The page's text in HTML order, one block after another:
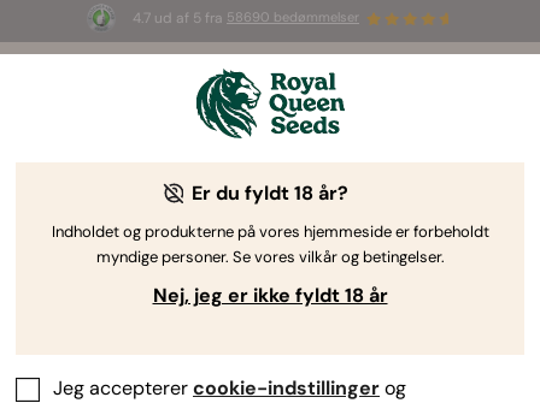
4.7 ud af 5 fra 58690 bedømmelser
3 White Widow Auto frøGRATIS til de
Er du fyldt 18 år?
Indholdet og produkterne på vores hjemmeside er forbeholdt
myndige personer. Se vores vilkår og betingelser.
Nej, jeg er ikke fyldt 18 år
Jeg accepterercookie-indstillingerog